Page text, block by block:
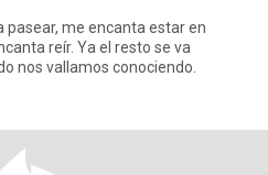
pasear, me encanta estar en
reír. Ya el resto se va
nos vallamos conociendo.